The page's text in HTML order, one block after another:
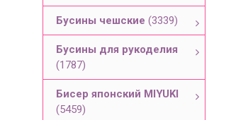
Бусины чешские (3339)
Бусины для рукоделия
(1787)
Бисер японский MIYUKI
(5459)